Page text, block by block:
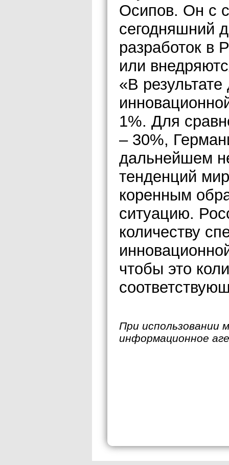
Осипов. Он с
сегодняшний
разработок в
или
«В
1%. Для
– 30%,
дальнейшем
тенденций
коренным
ситуацию.
количеству
чтобы это
При использовании
информационное